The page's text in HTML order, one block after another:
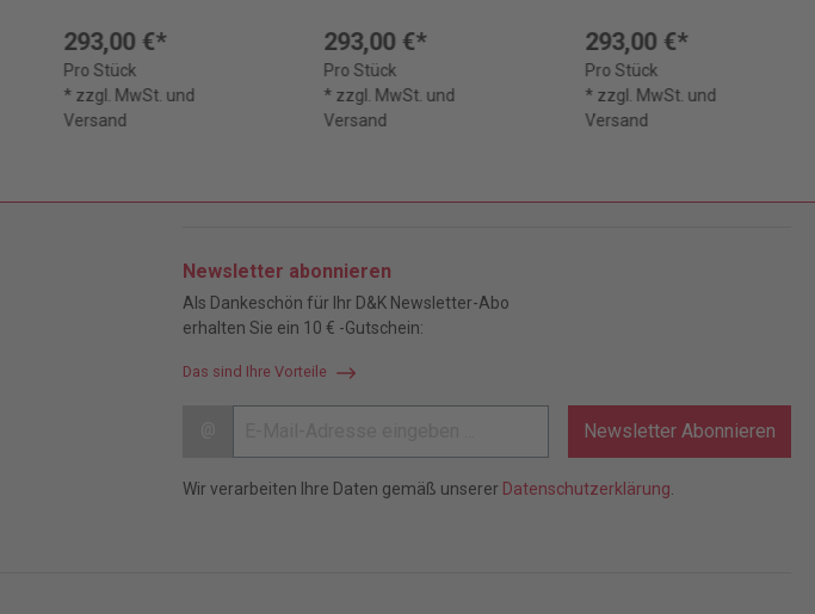
293,00 €*
Pro Stück
* zzgl. MwSt. und
Versand
293,00 €*
Pro Stück
* zzgl. MwSt. und
Versand
293,00 €*
Pro Stück
* zzgl. MwSt. und
Versand
Newsletter abonnieren
Als Dankeschön für Ihr D&K Newsletter-Abo
erhalten Sie ein 10 € -Gutschein:
Das sind Ihre Vorteile
Newsletter Abonnieren
Wir verarbeiten Ihre Daten gemäß unserer Datenschutzerklärung